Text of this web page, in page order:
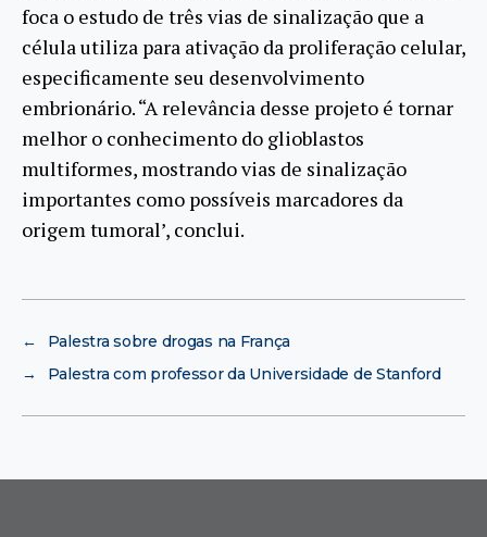
foca o estudo de três vias de sinalização que a
célula utiliza para ativação da proliferação celular,
especificamente seu desenvolvimento
embrionário. “A relevância desse projeto é tornar
melhor o conhecimento do glioblastos
multiformes, mostrando vias de sinalização
importantes como possíveis marcadores da
origem tumoral’, conclui.
←
Palestra sobre drogas na França
→
Palestra com professor da Universidade de Stanford